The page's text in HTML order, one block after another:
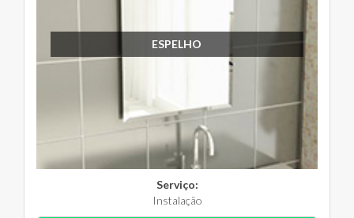
ESPELHO
Serviço:
Instalação